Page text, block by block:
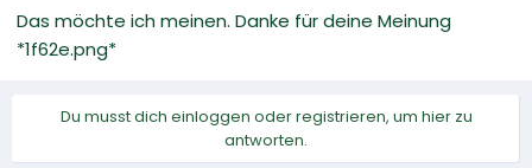
Das möchte ich meinen. Danke für deine Meinung
*1f62e.png*
Du musst dich einloggen oder registrieren, um hier zu
antworten.